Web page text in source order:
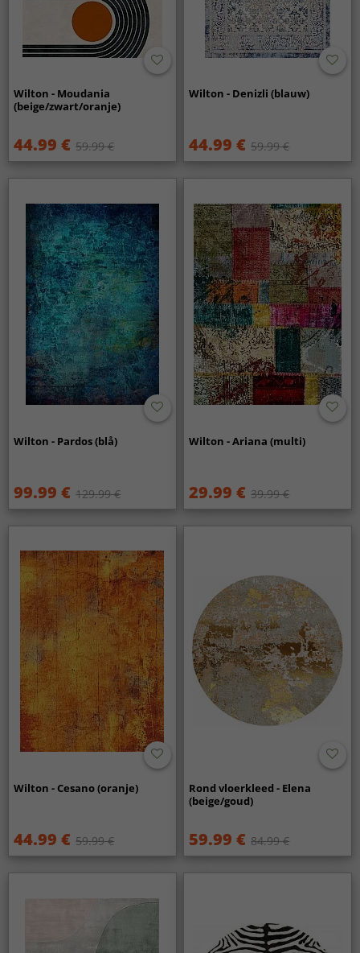
Wilton - Moudania
(beige/zwart/oranje)
44.99 € 59.99 €
Wilton - Denizli (blauw)
44.99 € 59.99 €
Wilton - Pardos (blå)
99.99 € 129.99 €
Wilton - Ariana (multi)
29.99 € 39.99 €
Wilton - Cesano (oranje)
44.99 € 59.99 €
Rond vloerkleed - Elena
(beige/goud)
59.99 € 84.99 €